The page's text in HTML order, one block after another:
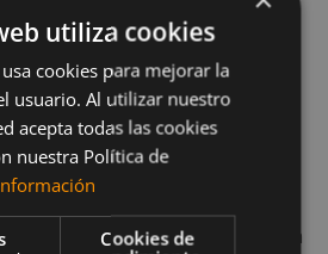
y glúteos apretados,
tu cuerpo forme una línea recta
hasta los talones.
y, mantén los brazos pegados
baja el cuerpo hasta que el
pelota.
arriba a la posición inicial. Realiza
utiliza cookies
cookies para mejorar la
usuario. Al utilizar nuestro
acepta todas las cookies
nuestra Política de
Cookies de